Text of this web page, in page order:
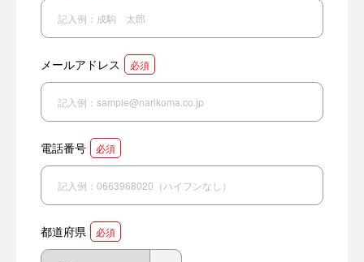
メールアドレス 必須
電話番号 必須
都道府県 必須